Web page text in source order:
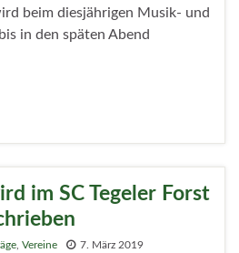
beim diesjährigen Musik- und
in den späten Abend
im SC Tegeler Forst
Vereine 7. März 2019